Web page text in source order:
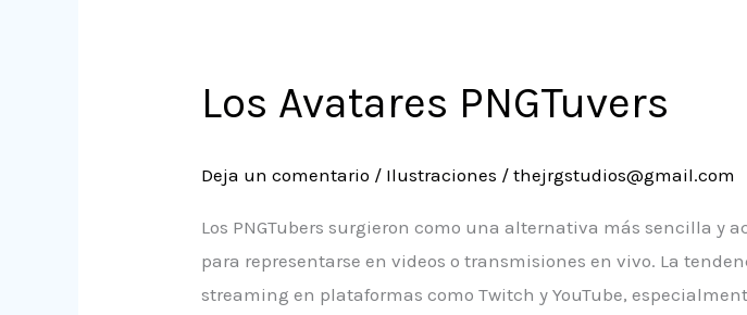
Los Avatares PNGTuvers
Deja un comentario / Ilustraciones /thejrgstudios@gmail.com
Los PNGTubers surgieron como una alternativa más sencilla y
para representarse en videos o transmisiones en vivo. La
streaming en plataformas como Twitch y YouTube,
PNGTuvers